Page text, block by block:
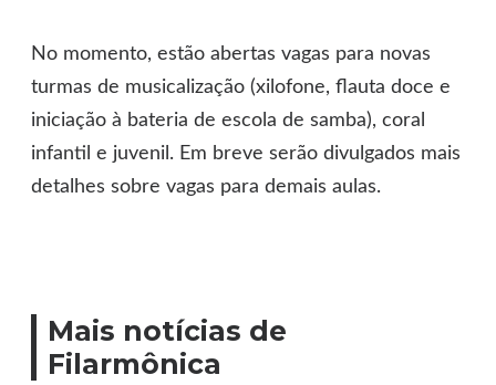
No momento, estão abertas vagas para novas
turmas de musicalização (xilofone, flauta doce e
iniciação à bateria de escola de samba), coral
infantil e juvenil. Em breve serão divulgados mais
detalhes sobre vagas para demais aulas.
Mais notícias de
Filarmônica